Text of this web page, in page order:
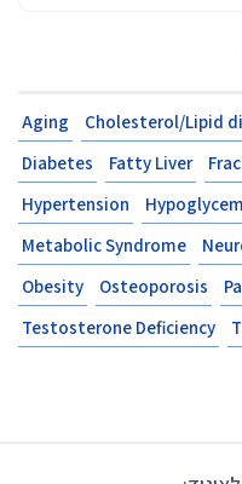
Aging Cholesterol/Lipid
Diabetes
Fatty Liver
Hypertension
Metabolic Syndrome
Obesity
Osteoporosis
Testosterone Deficiency